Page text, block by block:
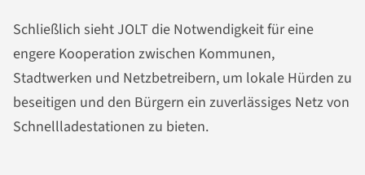
Schließlich sieht JOLT die Notwendigkeit für eine
engere Kooperation zwischen Kommunen,
Stadtwerken und Netzbetreibern, um lokale Hürden zu
beseitigen und den Bürgern ein zuverlässiges Netz von
Schnellladestationen zu bieten.